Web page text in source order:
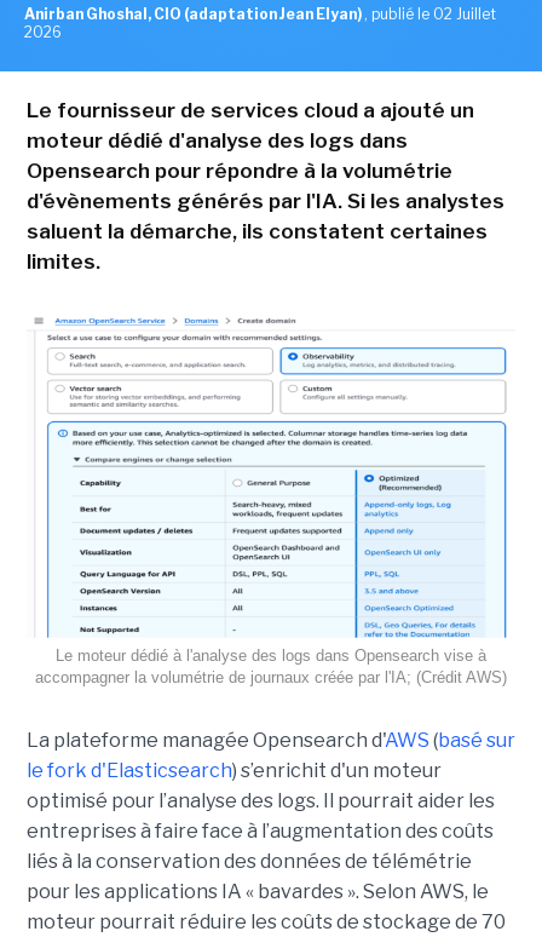
Anirban Ghoshal, CIO (adaptation Jean Elyan) , publié le 02 Juillet
2026
Le fournisseur de services cloud a ajouté un
moteur dédié d'analyse des logs dans
Opensearch pour répondre à la volumétrie
d'évènements générés par l'IA. Si les analystes
saluent la démarche, ils constatent certaines
limites.
Le moteur dédié à l'analyse des logs dans Opensearch vise à
accompagner la volumétrie de journaux créée par l'IA; (Crédit AWS)
La plateforme managée Opensearch d'AWS (basé sur
le fork d'Elasticsearch) s’enrichit d'un moteur
optimisé pour l’analyse des logs. Il pourrait aider les
entreprises à faire face à l’augmentation des coûts
liés à la conservation des données de télémétrie
pour les applications IA « bavardes ». Selon AWS, le
moteur pourrait réduire les coûts de stockage de 70